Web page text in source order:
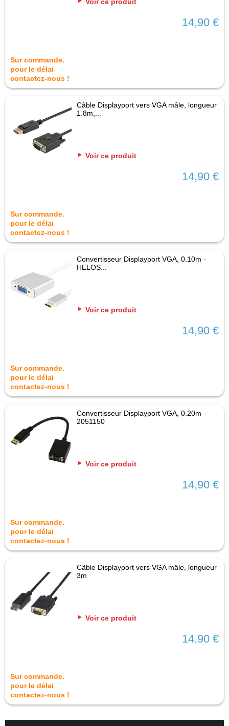
Voir ce produit
14,90 €
Sur commande.
pour le délai
contactez-nous !
Câble Displayport vers VGA mâle, longueur
1.8m,...
Voir ce produit
14,90 €
Sur commande.
pour le délai
contactez-nous !
Convertisseur Displayport VGA, 0.10m -
HELOS...
Voir ce produit
14,90 €
Sur commande.
pour le délai
contactez-nous !
Convertisseur Displayport VGA, 0.20m -
2051150
Voir ce produit
14,90 €
Sur commande.
pour le délai
contactez-nous !
Câble Displayport vers VGA mâle, longueur
3m
Voir ce produit
14,90 €
Sur commande.
pour le délai
contactez-nous !